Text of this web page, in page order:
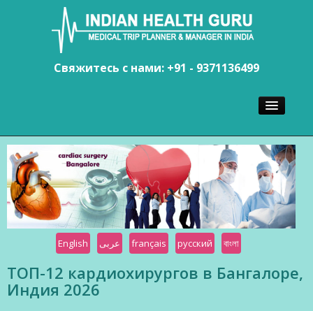
Свяжитесь с нами: +91 - 9371136499
ГЛАВНАЯ
ХИРУРГИ
БОЛЬНИЦЫ
ТУРИЗМ
English عربى français русский বাংলা
ТОП-12 кардиохирургов в Бангалоре,
Индия 2026